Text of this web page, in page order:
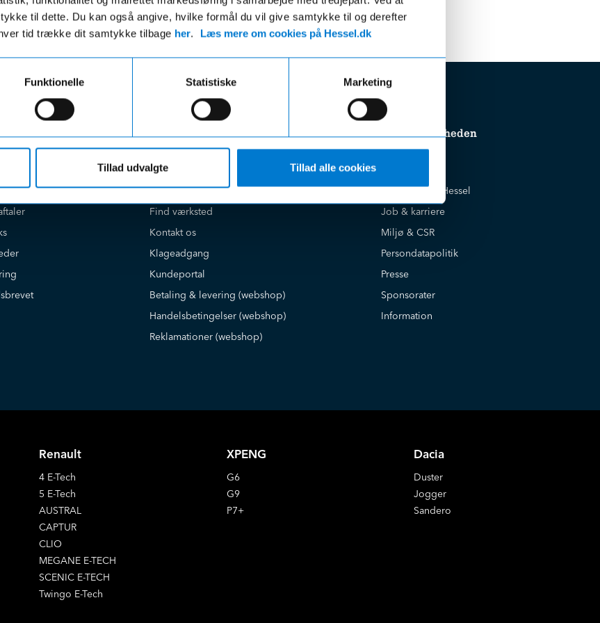
til dette. Du kan også angive, hvilke formål du vil give samtykke til og derefter
tid trække dit samtykke tilbage her. Læs mere om cookies på Hessel.dk
Funktionelle Statistiske Marketing
Tillad udvalgte Tillad alle cookies
beløbet på din ordre
Kundeservice
Book værkstedstid online
Find salgsafdeling
Find værksted
Kontakt os
Klageadgang
Kundeportal
Betaling & levering (webshop)
Handelsbetingelser (webshop)
Reklamationer (webshop)
Om virksomheden
Historien om Hessel
Job & karriere
Miljø & CSR
Persondatapolitik
Presse
Sponsorater
Information
Renault
4 E-Tech
5 E-Tech
AUSTRAL
CAPTUR
CLIO
MEGANE E-TECH
SCENIC E-TECH
Twingo E-Tech
XPENG
G6
G9
P7+
Dacia
Duster
Jogger
Sandero